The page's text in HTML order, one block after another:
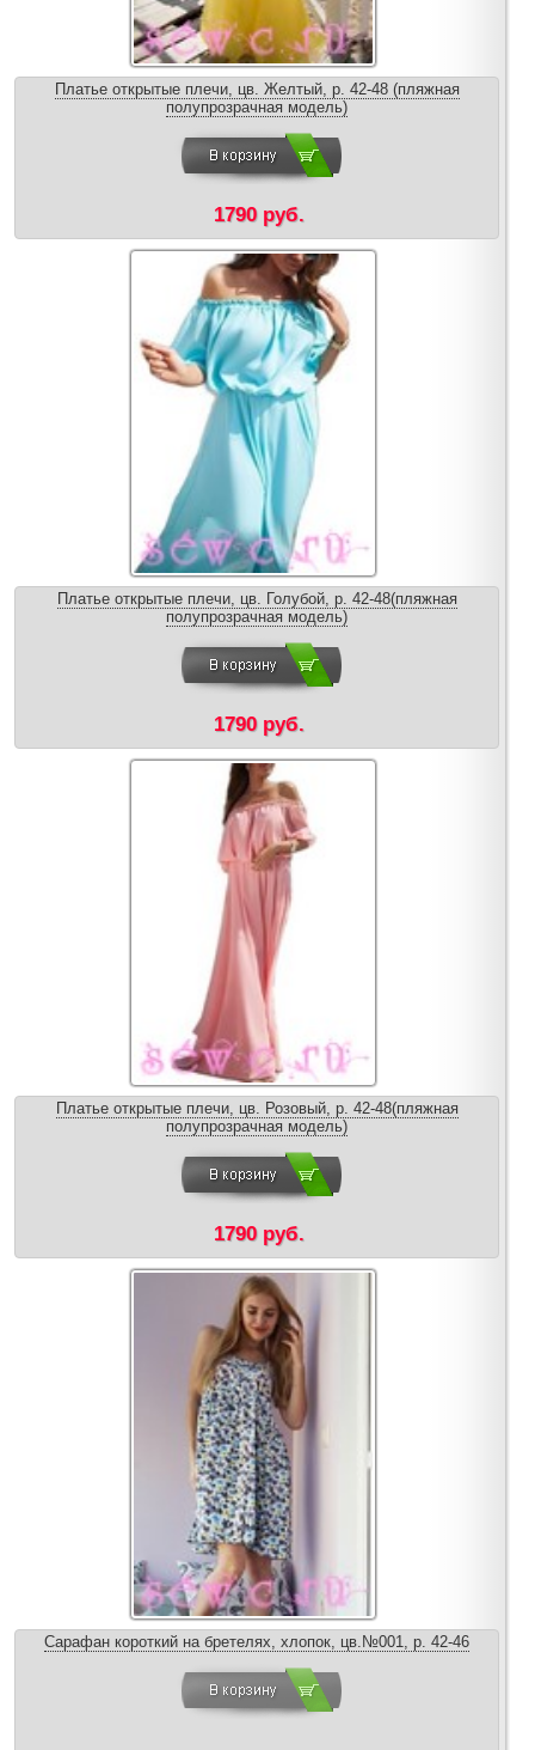
Платье открытые плечи, цв. Желтый, р. 42-48 (пляжная
полупрозрачная модель)
1790 руб.
Платье открытые плечи, цв. Голубой, р. 42-48(пляжная
полупрозрачная модель)
1790 руб.
Платье открытые плечи, цв. Розовый, р. 42-48(пляжная
полупрозрачная модель)
1790 руб.
Сарафан короткий на бретелях, хлопок, цв.№001, р. 42-46